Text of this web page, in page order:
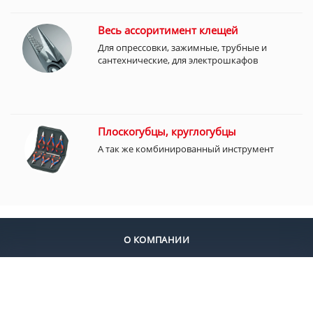
Весь ассоритимент клещей
Для опрессовки, зажимные, трубные и
сантехнические, для электрошкафов
Плоскогубцы, круглогубцы
А так же комбинированный инструмент
О КОМПАНИИ
ДОСТАВКА